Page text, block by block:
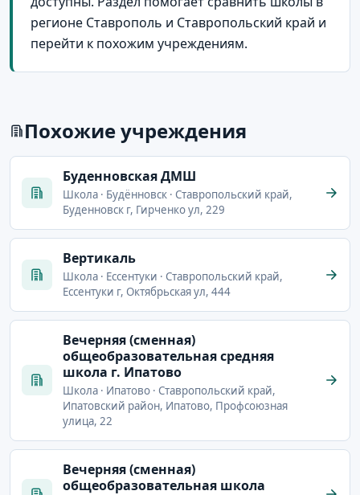
регионе Ставрополь и Ставропольский край и
перейти к похожим учреждениям.
Похожие учреждения
Буденновская ДМШ
Школа · Будённовск · Ставропольский край,
Буденновск г, Гирченко ул, 229
Вертикаль
Школа · Ессентуки · Ставропольский край,
Ессентуки г, Октябрьская ул, 444
Вечерняя (сменная)
общеобразовательная средняя
школа г. Ипатово
Школа · Ипатово · Ставропольский край,
Ипатовский район, Ипатово, Профсоюзная
улица, 22
Вечерняя (сменная)
общеобразовательная школа